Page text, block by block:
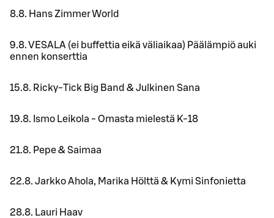
8.8. Hans Zimmer World
9.8. VESALA (ei buffettia eikä väliaikaa) Päälämpiö auki
ennen konserttia
15.8. Ricky-Tick Big Band & Julkinen Sana
19.8. Ismo Leikola - Omasta mielestä K-18
21.8. Pepe & Saimaa
22.8. Jarkko Ahola, Marika Hölttä & Kymi Sinfonietta
28.8. Lauri Haav